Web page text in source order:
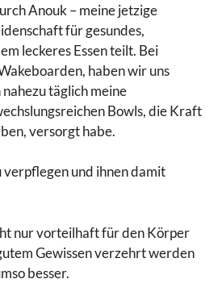
Anouk – meine jetzige
für gesundes,
leckeres Essen teilt. Bei
haben wir uns
täglich meine
Bowls, die Kraft
versorgt habe.
verpflegen und ihnen damit
nur vorteilhaft für den Körper
Gewissen verzehrt werden
besser.